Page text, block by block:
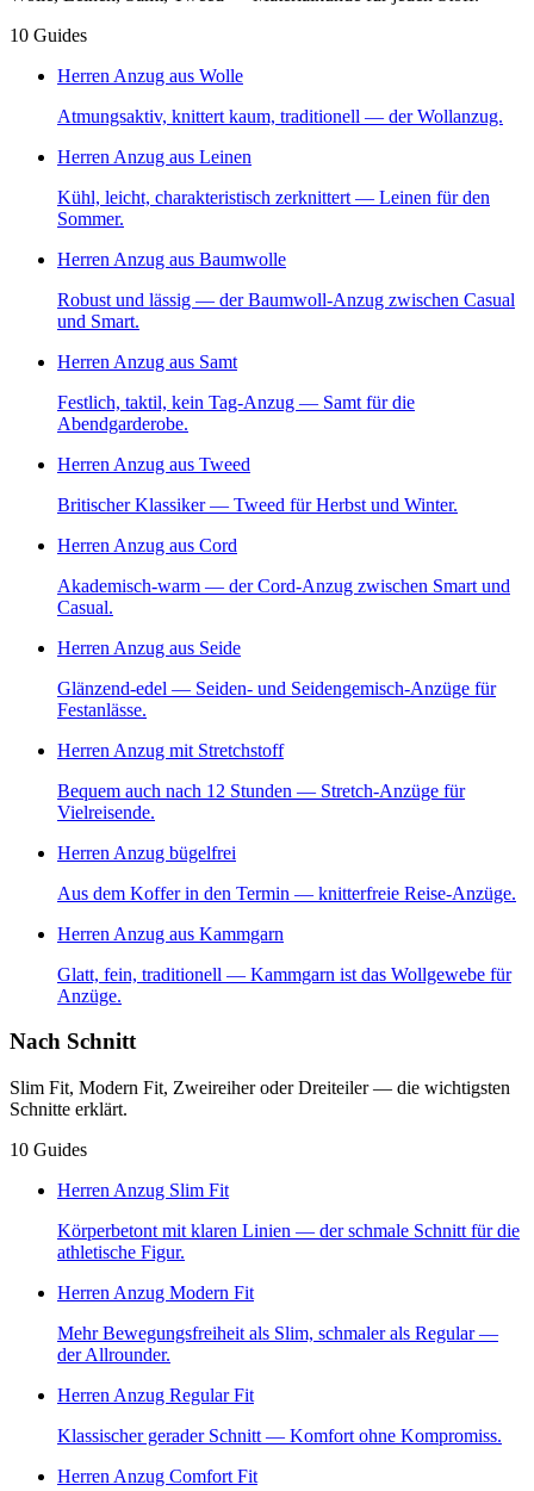
10 Guides
Herren Anzug aus Wolle
Atmungsaktiv, knittert kaum, traditionell — der Wollanzug.
Herren Anzug aus Leinen
Kühl, leicht, charakteristisch zerknittert — Leinen für den
Sommer.
Herren Anzug aus Baumwolle
Robust und lässig — der Baumwoll-Anzug zwischen Casual
und Smart.
Herren Anzug aus Samt
Festlich, taktil, kein Tag-Anzug — Samt für die
Abendgarderobe.
Herren Anzug aus Tweed
Britischer Klassiker — Tweed für Herbst und Winter.
Herren Anzug aus Cord
Akademisch-warm — der Cord-Anzug zwischen Smart und
Casual.
Herren Anzug aus Seide
Glänzend-edel — Seiden- und Seidengemisch-Anzüge für
Festanlässe.
Herren Anzug mit Stretchstoff
Bequem auch nach 12 Stunden — Stretch-Anzüge für
Vielreisende.
Herren Anzug bügelfrei
Aus dem Koffer in den Termin — knitterfreie Reise-Anzüge.
Herren Anzug aus Kammgarn
Glatt, fein, traditionell — Kammgarn ist das Wollgewebe für
Anzüge.
Nach Schnitt
Slim Fit, Modern Fit, Zweireiher oder Dreiteiler — die wichtigsten
Schnitte erklärt.
10 Guides
Herren Anzug Slim Fit
Körperbetont mit klaren Linien — der schmale Schnitt für die
athletische Figur.
Herren Anzug Modern Fit
Mehr Bewegungsfreiheit als Slim, schmaler als Regular —
der Allrounder.
Herren Anzug Regular Fit
Klassischer gerader Schnitt — Komfort ohne Kompromiss.
Herren Anzug Comfort Fit